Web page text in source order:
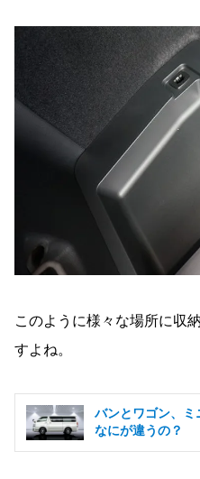
このように様々な場所に収
すよね。
バンとワゴン、ミ
なにが違うの？